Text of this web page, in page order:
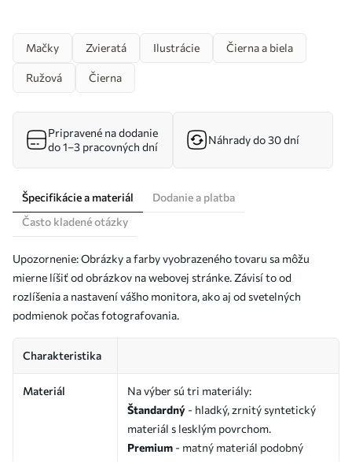
Mačky Zvieratá Ilustrácie Čierna a biela
Ružová Čierna
Pripravené na dodanie
do 1–3 pracovných dní
Náhrady do 30 dní
Špecifikácie a materiál
Dodanie a platba
Často kladené otázky
Upozornenie: Obrázky a farby vyobrazeného tovaru sa môžu
mierne líšiť od obrázkov na webovej stránke. Závisí to od
rozlíšenia a nastavení vášho monitora, ako aj od svetelných
podmienok počas fotografovania.
Charakteristika
Materiál
Na výber sú tri materiály:
Štandardný - hladký, zrnitý syntetický
materiál s lesklým povrchom.
Premium - matný materiál podobný